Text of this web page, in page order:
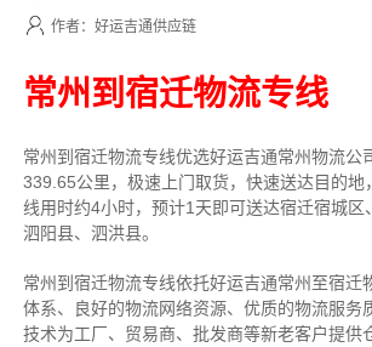
作者：好运吉通供应链
常州到宿迁物流专线
常州到宿迁物流专线优选好运吉通常州物流公
339.65公里， 极速上门取货，快速送达目的地
线用时约4小时，预计1天即可送达宿迁宿城区
泗阳县、泗洪县。
常州到宿迁物流专线依托好运吉通常州至宿迁
体系、良好的物流网络资源、优质的物流服务
技术为工厂、贸易商、批发商等新老客户提供